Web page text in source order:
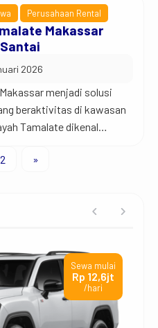
operasional, serta
efisien. Jadi begini…
mulai beralih ke sistem
sendiri. Hal ini terjadi
Perusahaan Rental
Makassar
2026
menjadi solusi
beraktivitas di kawasan
Tamalate dikenal
padat, mulai dari urusan
keluarga. Karena itu,
lalu […]
2 »
Sewa mulai
Rp 12,6jt
/hari